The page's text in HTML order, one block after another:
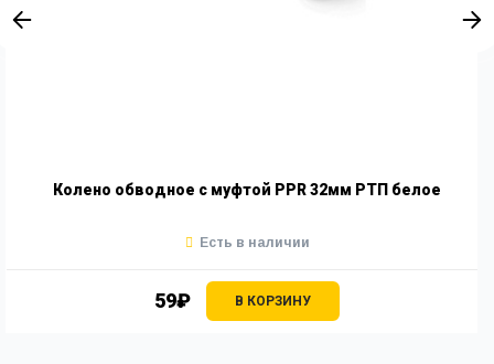
Колено обводное с муфтой PPR 32мм РТП белое
59₽ В КОРЗИНУ
Есть в наличии